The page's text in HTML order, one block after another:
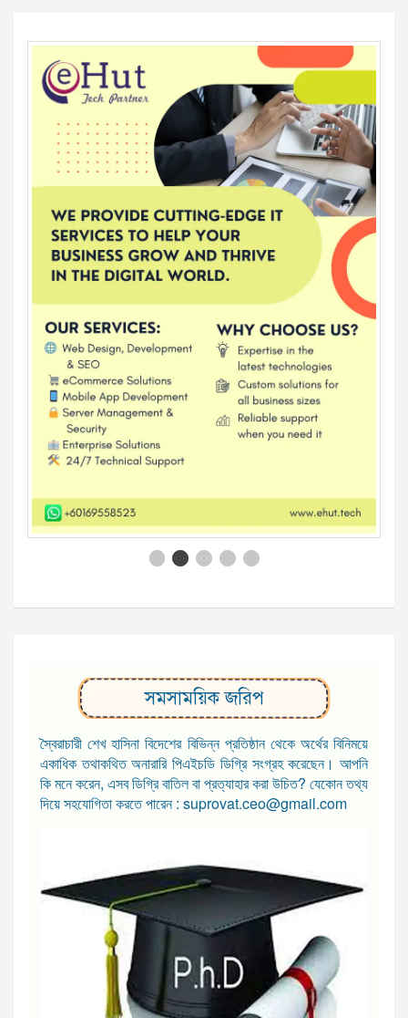
সমসাময়িক জরিপ
স্বৈরাচারী শেখ হাসিনা বিদেশের বিভিন্ন প্রতিষ্ঠান থেকে অর্থের বিনিময়ে
একাধিক তথাকথিত অনারারি পিএইচডি ডিগ্রি সংগ্রহ করেছেন। আপনি
কি মনে করেন, এসব ডিগ্রি বাতিল বা প্রত্যাহার করা উচিত? যেকোন তথ্য
দিয়ে সহযোগিতা করতে পারেন : suprovat.ceo@gmail.com